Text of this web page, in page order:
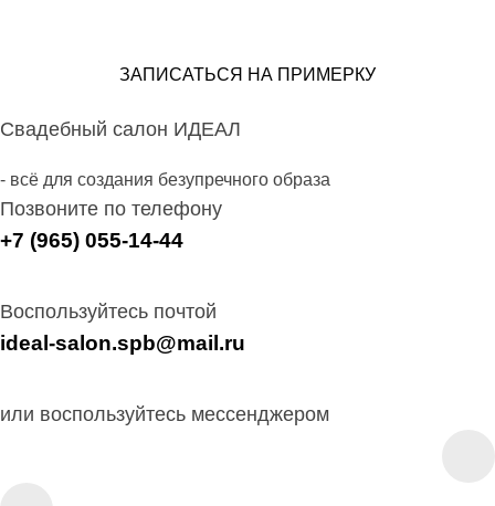
ЗАПИСАТЬСЯ НА ПРИМЕРКУ
Свадебный салон ИДЕАЛ
- всё для создания безупречного образа
Позвоните по телефону
+7 (965) 055-14-44
Воспользуйтесь почтой
ideal-salon.spb@mail.ru
или воспользуйтесь мессенджером